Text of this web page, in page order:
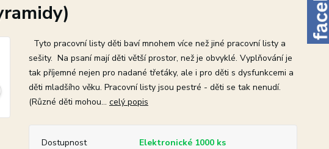
Tyto pracovní listy děti baví mnohem více než jiné pracovní listy a
sešity. Na psaní mají děti větší prostor, než je obvyklé. Vyplňování je
tak příjemné nejen pro nadané třeťáky, ale i pro děti s dysfunkcemi a
děti mladšího věku. Pracovní listy jsou pestré - děti se tak nenudí.
(Různé děti mohou... celý popis
Dostupnost
Elektronické 1000 ks